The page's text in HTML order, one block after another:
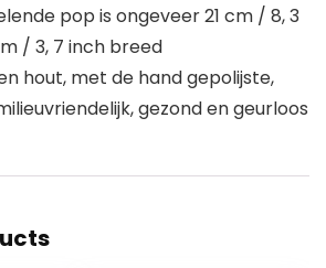
pop is ongeveer 21 cm / 8, 3
/ 3, 7 inch breed
hout, met de hand gepolijste,
gezond en geurloos